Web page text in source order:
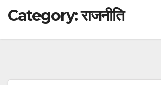
Category:राजनीति